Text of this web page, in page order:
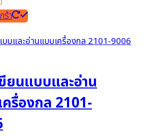
ร้า
ยนแบบและอ่าน
รื่องกล 2101-